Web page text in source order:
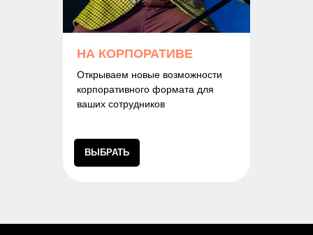
НА КОРПОРАТИВЕ
Открываем новые возможности
корпоративного формата для
ваших сотрудников
ВЫБРАТЬ